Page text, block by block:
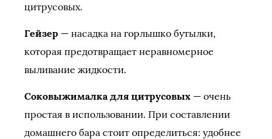
цитрусовых.
Гейзер — насадка на горлышко бутылки,
которая предотвращает неравномерное
выливание жидкости.
Соковыжималка для цитрусовых — очень
простая в использовании. При составлении
домашнего бара стоит определиться: удобнее